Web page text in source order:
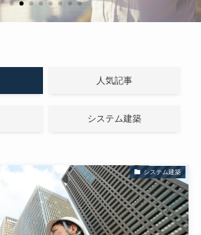
人気記事
システム建築
システム建築